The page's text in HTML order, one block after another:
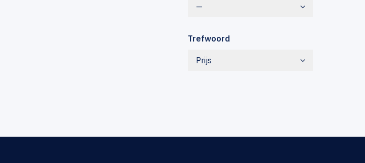
—
Trefwoord
Prijs